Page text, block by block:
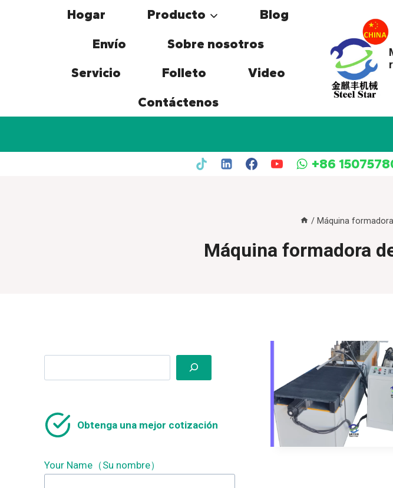
Hogar Producto
Blog
Envío
Sobre nosotros
Servicio
Folleto
Video
Contáctenos
+86
/ Máquina
Máquina formadora
Obtenga una mejor cotización
Your Name（Su nombre）